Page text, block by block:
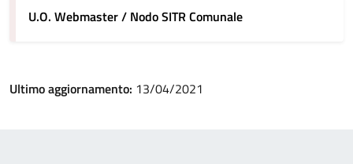
U.O. Webmaster / Nodo SITR Comunale
Ultimo aggiornamento: 13/04/2021